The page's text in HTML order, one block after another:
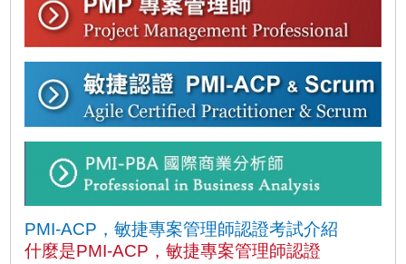
PMI-ACP，敏捷專案管理師認證考試介紹
什麼是PMI-ACP，敏捷專案管理師認證